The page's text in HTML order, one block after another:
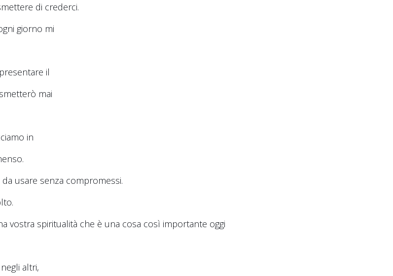
di crederci.
giorno mi
il
mai
in
da usare senza compromessi.
vostra spiritualità che è una cosa così importante oggi
altri,